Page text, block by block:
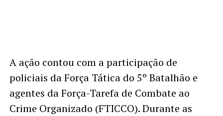
A ação contou com a participação de
policiais da Força Tática do 5º Batalhão e
agentes da Força-Tarefa de Combate ao
Crime Organizado (FTICCO). Durante as